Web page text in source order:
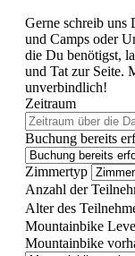
Gerne schreib uns
und Camps oder
die Du benötigst,
und Tat zur Seite.
unverbindlich!
Zeitraum
Buchung bereits
Zimmertyp
Anzahl der
Alter des
Mountainbike
Mountainbike